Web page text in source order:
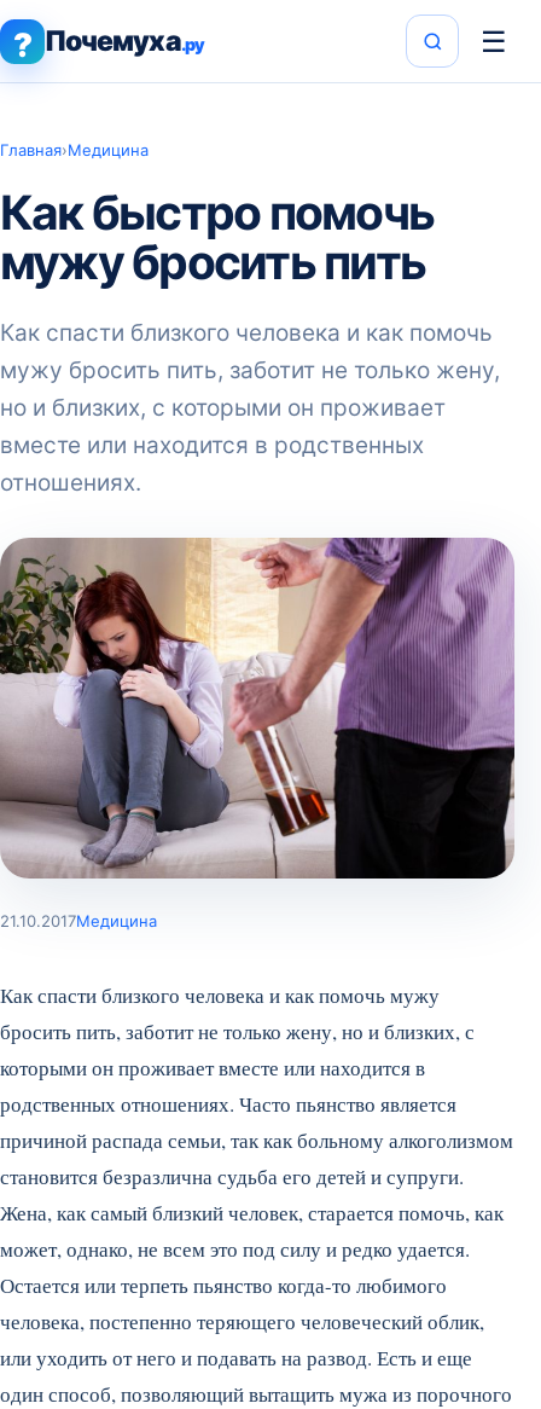
? Почемуха.ру ☰
Главная›Медицина
Как быстро помочь
мужу бросить пить
Как спасти близкого человека и как помочь
мужу бросить пить, заботит не только жену,
но и близких, с которыми он проживает
вместе или находится в родственных
отношениях.
21.10.2017Медицина
Как спасти близкого человека и как помочь мужу
бросить пить, заботит не только жену, но и близких, с
которыми он проживает вместе или находится в
родственных отношениях. Часто пьянство является
причиной распада семьи, так как больному алкоголизмом
становится безразлична судьба его детей и супруги.
Жена, как самый близкий человек, старается помочь, как
может, однако, не всем это под силу и редко удается.
Остается или терпеть пьянство когда-то любимого
человека, постепенно теряющего человеческий облик,
или уходить от него и подавать на развод. Есть и еще
один способ, позволяющий вытащить мужа из порочного